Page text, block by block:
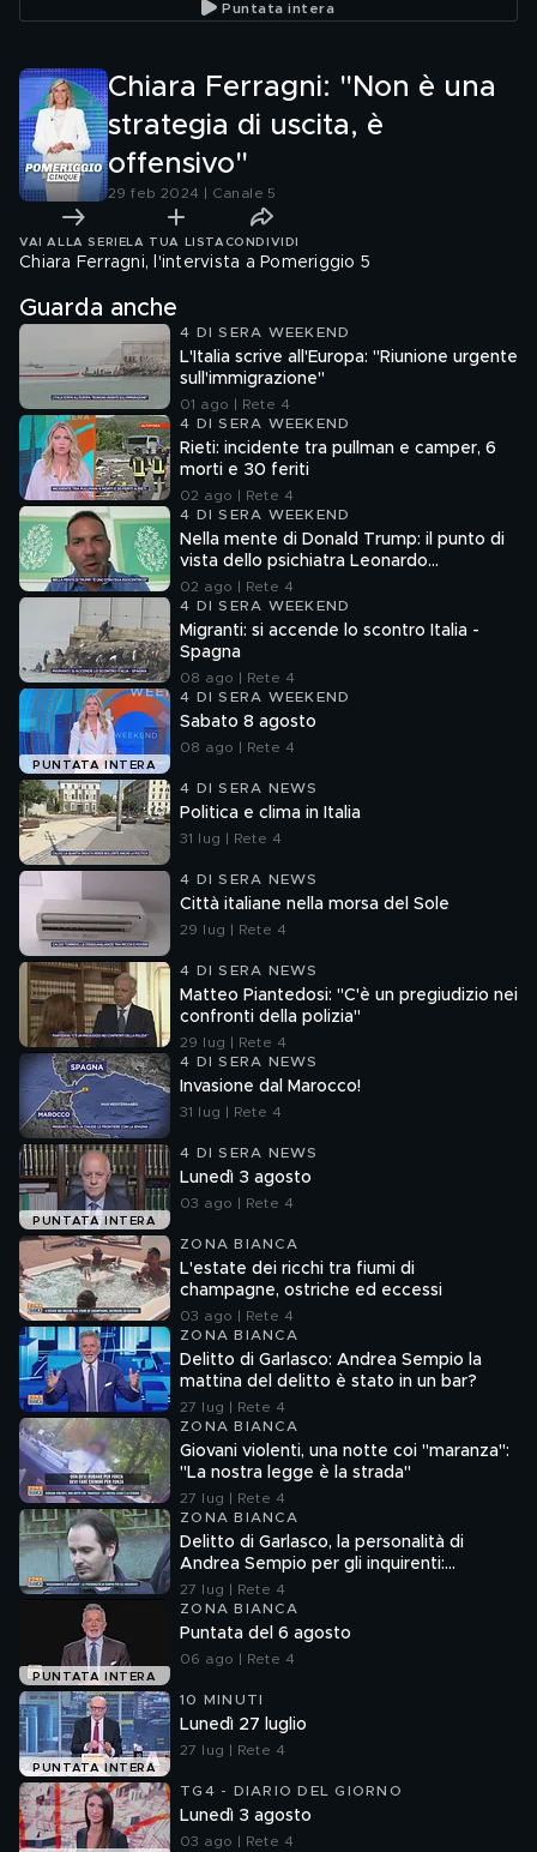
Puntata intera
Chiara Ferragni: "Non è una
strategia di uscita, è
offensivo"
29 feb 2024 | Canale 5
VAI ALLA SERIE LA TUA LISTA CONDIVIDI
Chiara Ferragni, l'intervista a Pomeriggio 5
Guarda anche
4 DI SERA WEEKEND
L'Italia scrive all'Europa: "Riunione urgente
sull'immigrazione"
01 ago | Rete 4
4 DI SERA WEEKEND
Rieti: incidente tra pullman e camper, 6
morti e 30 feriti
02 ago | Rete 4
4 DI SERA WEEKEND
Nella mente di Donald Trump: il punto di
vista dello psichiatra Leonardo
Mendolicchio
02 ago | Rete 4
4 DI SERA WEEKEND
Migranti: si accende lo scontro Italia -
Spagna
08 ago | Rete 4
PUNTATA INTERA
4 DI SERA WEEKEND
Sabato 8 agosto
08 ago | Rete 4
4 DI SERA NEWS
Politica e clima in Italia
31 lug | Rete 4
4 DI SERA NEWS
Città italiane nella morsa del Sole
29 lug | Rete 4
4 DI SERA NEWS
Matteo Piantedosi: "C'è un pregiudizio nei
confronti della polizia"
29 lug | Rete 4
4 DI SERA NEWS
Invasione dal Marocco!
31 lug | Rete 4
PUNTATA INTERA
4 DI SERA NEWS
Lunedì 3 agosto
03 ago | Rete 4
ZONA BIANCA
L'estate dei ricchi tra fiumi di
champagne, ostriche ed eccessi
03 ago | Rete 4
ZONA BIANCA
Delitto di Garlasco: Andrea Sempio la
mattina del delitto è stato in un bar?
27 lug | Rete 4
ZONA BIANCA
Giovani violenti, una notte coi "maranza":
"La nostra legge è la strada"
27 lug | Rete 4
ZONA BIANCA
Delitto di Garlasco, la personalità di
Andrea Sempio per gli inquirenti:
"Ossessionato e bugiardo"
27 lug | Rete 4
PUNTATA INTERA
ZONA BIANCA
Puntata del 6 agosto
06 ago | Rete 4
PUNTATA INTERA
10 MINUTI
Lunedì 27 luglio
27 lug | Rete 4
TG4 - DIARIO DEL GIORNO
Lunedì 3 agosto
03 ago | Rete 4